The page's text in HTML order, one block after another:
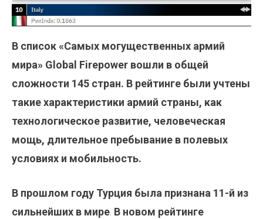
В список «Самых могущественных армий
мира» Global Firepower вошли в общей
сложности 145 стран. В рейтинге были учтены
такие характеристики армий страны, как
технологическое развитие, человеческая
мощь, длительное пребывание в полевых
условиях и мобильность.
В прошлом году Турция была признана 11-й из
сильнейших в мире. В новом рейтинге